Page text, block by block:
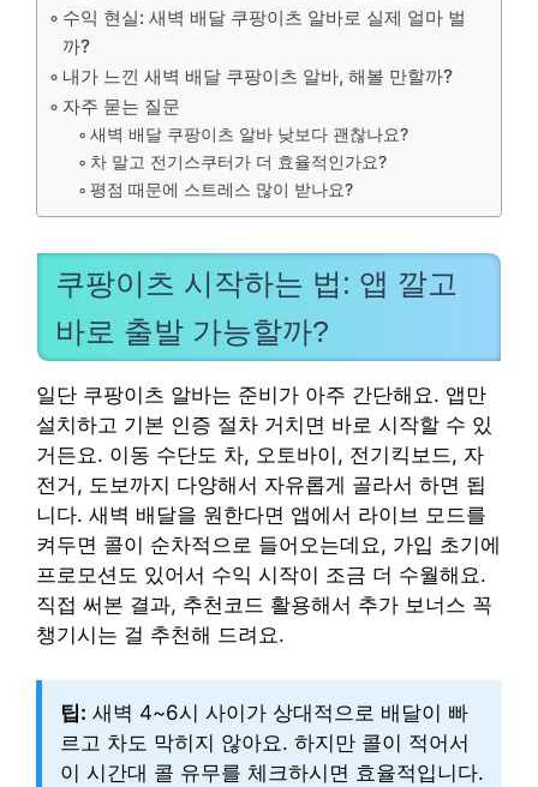
수익 현실: 새벽 배달 쿠팡이츠 알바로 실제 얼마 벌
까?
내가 느낀 새벽 배달 쿠팡이츠 알바, 해볼 만할까?
자주 묻는 질문
새벽 배달 쿠팡이츠 알바 낮보다 괜찮나요?
차 말고 전기스쿠터가 더 효율적인가요?
평점 때문에 스트레스 많이 받나요?
쿠팡이츠 시작하는 법: 앱 깔고
바로 출발 가능할까?
일단 쿠팡이츠 알바는 준비가 아주 간단해요. 앱만
설치하고 기본 인증 절차 거치면 바로 시작할 수 있
거든요. 이동 수단도 차, 오토바이, 전기킥보드, 자
전거, 도보까지 다양해서 자유롭게 골라서 하면 됩
니다. 새벽 배달을 원한다면 앱에서 라이브 모드를
켜두면 콜이 순차적으로 들어오는데요, 가입 초기에
프로모션도 있어서 수익 시작이 조금 더 수월해요.
직접 써본 결과, 추천코드 활용해서 추가 보너스 꼭
챙기시는 걸 추천해 드려요.
팁: 새벽 4~6시 사이가 상대적으로 배달이 빠
르고 차도 막히지 않아요. 하지만 콜이 적어서
이 시간대 콜 유무를 체크하시면 효율적입니다.